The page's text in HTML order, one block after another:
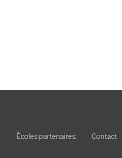
Écoles partenaires Contact